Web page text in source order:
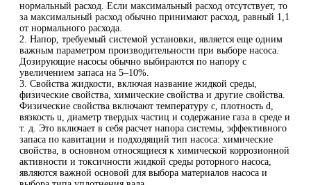
нормальный расход. Если максимальный расход отсутствует, то
за максимальный расход обычно принимают расход, равный 1,1
от нормального расхода.
2. Напор, требуемый системой установки, является еще одним
важным параметром производительности при выборе насоса.
Дозирующие насосы обычно выбираются по напору с
увеличением запаса на 5–10%.
3. Свойства жидкости, включая название жидкой среды,
физические свойства, химические свойства и другие свойства.
Физические свойства включают температуру c, плотность d,
вязкость u, диаметр твердых частиц и содержание газа в среде и
т. д. Это включает в себя расчет напора системы, эффективного
запаса по кавитации и подходящий тип насоса: химические
свойства, в основном относящиеся к химической коррозионной
активности и токсичности жидкой среды роторного насоса,
являются важной основой для выбора материалов насоса и